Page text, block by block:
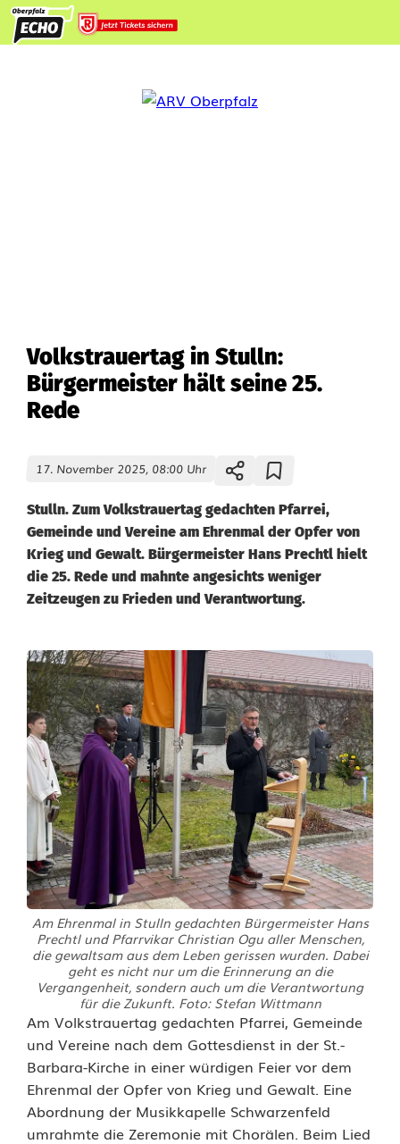
Volkstrauertag in Stulln:
Bürgermeister hält seine 25.
Rede
17. November 2025, 08:00 Uhr
Stulln. Zum Volkstrauertag gedachten Pfarrei,
Gemeinde und Vereine am Ehrenmal der Opfer von
Krieg und Gewalt. Bürgermeister Hans Prechtl hielt
die 25. Rede und mahnte angesichts weniger
Zeitzeugen zu Frieden und Verantwortung.
Am Ehrenmal in Stulln gedachten Bürgermeister Hans
Prechtl und Pfarrvikar Christian Ogu aller Menschen,
die gewaltsam aus dem Leben gerissen wurden. Dabei
geht es nicht nur um die Erinnerung an die
Vergangenheit, sondern auch um die Verantwortung
für die Zukunft. Foto: Stefan Wittmann
V
o
l
k
Am Volkstrauertag gedachten Pfarrei, Gemeinde
und Vereine nach dem Gottesdienst in der St.-
Barbara-Kirche in einer würdigen Feier vor dem
Ehrenmal der Opfer von Krieg und Gewalt. Eine
Abordnung der Musikkapelle Schwarzenfeld
umrahmte die Zeremonie mit Chorälen. Beim Lied